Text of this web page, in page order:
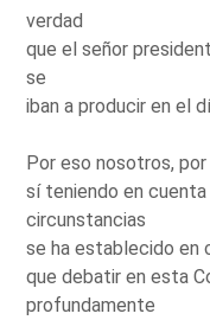
verdad
que el señor
se
iban a producir en el
Por eso nosotros,
sí teniendo en
circunstancias
se ha establecido en
que debatir en esta
profundamente